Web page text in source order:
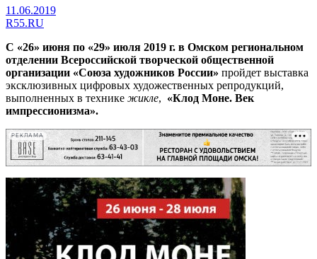
11.06.2019
R55.RU
С «26» июня по «29» июля 2019 г. в Омском региональном
отделении Всероссийской творческой общественной
организации «Союза художников России» пройдет выставка
эксклюзивных цифровых художественных репродукций,
выполненных в технике жикле, «Клод Моне. Век
импрессионизма».
РЕКЛАМА